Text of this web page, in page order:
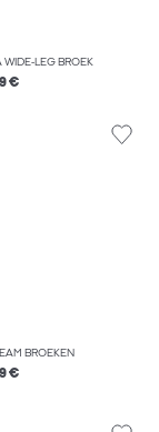
WIDE-LEG BROEK
€
BROEKEN
€